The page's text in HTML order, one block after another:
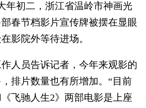
初二，浙江省温岭市神画光
春节档影片宣传牌被摆在显眼
影院外等待进场。
员告诉记者，今年来观影的
排片数量也有所增加。“目前
《飞驰人生2》两部电影是上座